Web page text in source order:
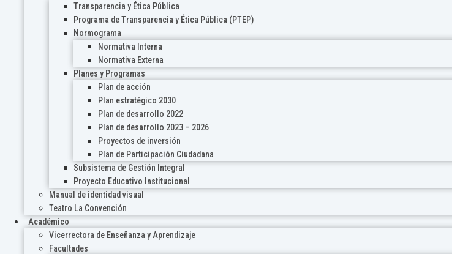
Transparencia y Ética Pública
Programa de Transparencia y Ética Pública (PTEP)
Normograma
Normativa Interna
Normativa Externa
Planes y Programas
Plan de acción
Plan estratégico 2030
Plan de desarrollo 2022
Plan de desarrollo 2023 – 2026
Proyectos de inversión
Plan de Participación Ciudadana
Subsistema de Gestión Integral
Proyecto Educativo Institucional
Manual de identidad visual
Teatro La Convención
Académico
Vicerrectora de Enseñanza y Aprendizaje
Facultades